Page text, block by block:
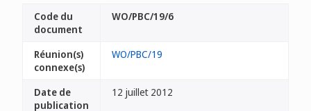
Code du
document
WO/PBC/19/6
Réunion(s)
connexe(s)
WO/PBC/19
Date de
publication
12 juillet 2012